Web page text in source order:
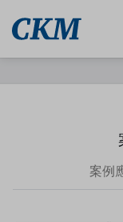
案例